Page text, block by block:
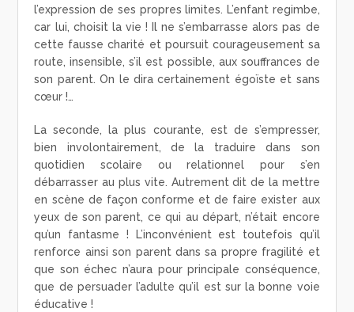
l’expression de ses propres limites. L’enfant regimbe,
car lui, choisit la vie ! Il ne s’embarrasse alors pas de
cette fausse charité et poursuit courageusement sa
route, insensible, s’il est possible, aux souffrances de
son parent. On le dira certainement égoïste et sans
cœur !…
La seconde, la plus courante, est de s’empresser,
bien involontairement, de la traduire dans son
quotidien scolaire ou relationnel pour s’en
débarrasser au plus vite. Autrement dit de la mettre
en scène de façon conforme et de faire exister aux
yeux de son parent, ce qui au départ, n’était encore
qu’un fantasme ! L’inconvénient est toutefois qu’il
renforce ainsi son parent dans sa propre fragilité et
que son échec n’aura pour principale conséquence,
que de persuader l’adulte qu’il est sur la bonne voie
éducative !